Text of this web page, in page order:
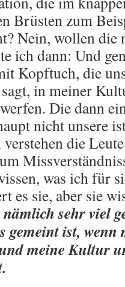
Brüsten zum
Nein, wollen die
ich dann: Und
Kopftuch, die
in meiner
Die dann
nicht unsere
die
was ich für
es sie, aber sie
sehr viel
gemeint ist, wenn
meine Kultur